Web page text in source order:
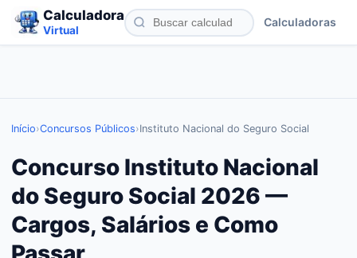
Calculadora
Virtual
Calculadoras
Início›Concursos Públicos›Instituto Nacional do Seguro Social
Concurso Instituto Nacional
do Seguro Social 2026 —
Cargos, Salários e Como